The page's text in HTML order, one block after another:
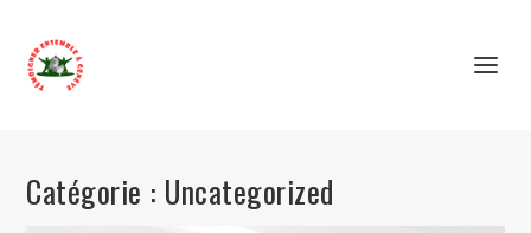
Catégorie : Uncategorized